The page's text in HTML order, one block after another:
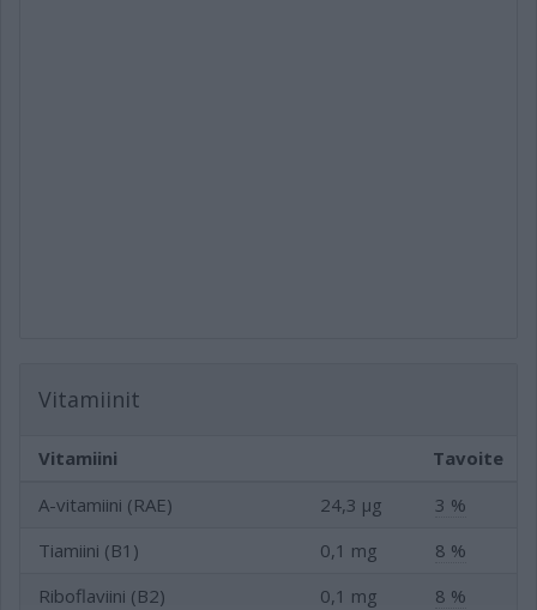
Vitamiinit
Vitamiini
Tavoite
A-vitamiini (RAE)
24,3 µg
3 %
Tiamiini (B1)
0,1 mg
8 %
Riboflaviini (B2)
0,1 mg
8 %